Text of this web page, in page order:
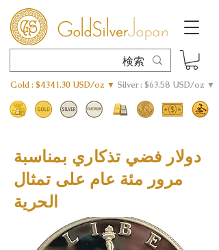
Gold : $4341.30 USD/oz ▼ Silver : $63.58 USD/oz ▼
دولار فضي تذكاري بمناسبة
مرور مئة عام على تمثال
الحرية